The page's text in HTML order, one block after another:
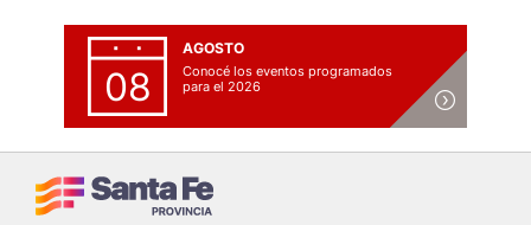
08
AGOSTO
Conocé los eventos programados
para el 2026